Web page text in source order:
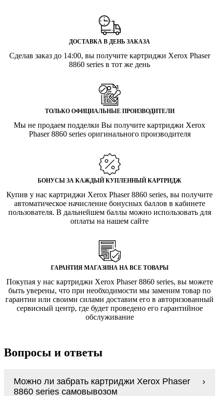
ДОСТАВКА В ДЕНЬ ЗАКАЗА
Сделав заказ до 14:00, вы получите картриджи Xerox Phaser
8860 series в тот же день
ТОЛЬКО ОФИЦИАЛЬНЫЕ ПРОИЗВОДИТЕЛИ
Мы не продаем подделки Вы получите картриджи Xerox
Phaser 8860 series оригинального производителя
БОНУСЫ ЗА КАЖДЫЙ КУПЛЕННЫЙ КАРТРИДЖ
Купив у нас картриджи Xerox Phaser 8860 series, вы получите
автоматическое начисление бонусных баллов в кабинете
пользователя. В дальнейшем баллы можно использовать для
оплаты на нашем сайте
ГАРАНТИЯ МАГАЗИНА НА ВСЕ ТОВАРЫ
Покупая у нас картриджи Xerox Phaser 8860 series, вы можете
быть уверены, что при необходимости мы заменим товар по
гарантии или своими силами доставим его в авторизованный
сервисный центр, где будет проведено его гарантийное
обслуживание
Вопросы и ответы
Можно ли забрать картриджи Xerox Phaser
8860 series самовывозом